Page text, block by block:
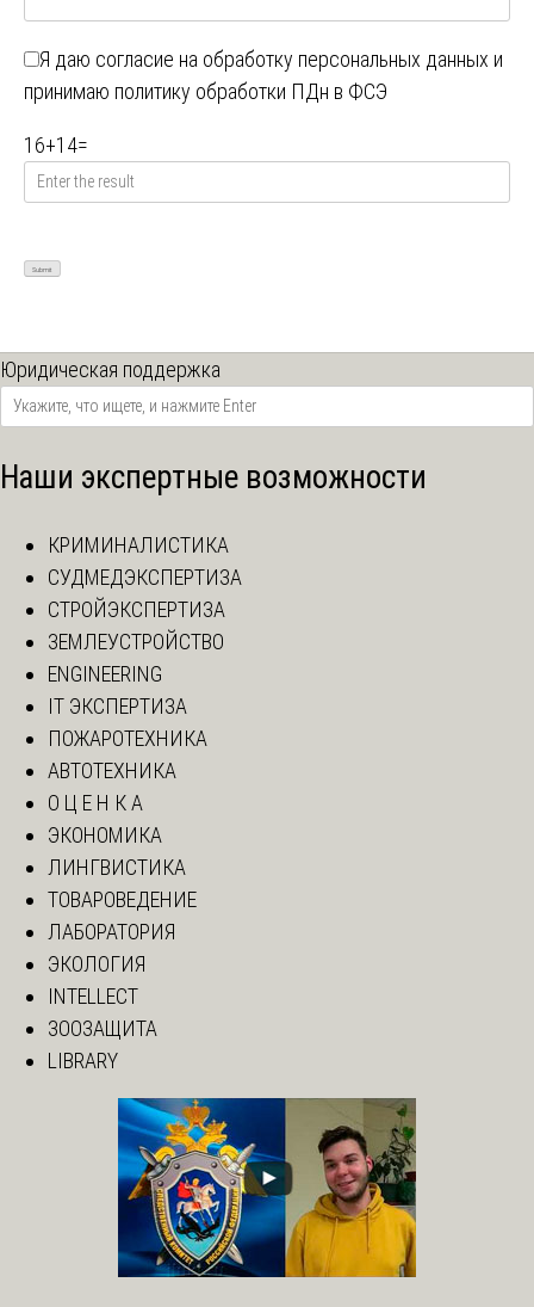
Я даю согласие на обработку персональных данных и
принимаю политику обработки ПДн в ФСЭ
16+14=
Юридическая поддержка
Наши экспертные возможности
КРИМИНАЛИСТИКА
СУДМЕДЭКСПЕРТИЗА
СТРОЙЭКСПЕРТИЗА
ЗЕМЛЕУСТРОЙСТВО
ENGINEERING
IT ЭКСПЕРТИЗА
ПОЖАРОТЕХНИКА
АВТОТЕХНИКА
О Ц Е Н К А
ЭКОНОМИКА
ЛИНГВИСТИКА
ТОВАРОВЕДЕНИЕ
ЛАБОРАТОРИЯ
ЭКОЛОГИЯ
INTELLECT
ЗООЗАЩИТА
LIBRARY